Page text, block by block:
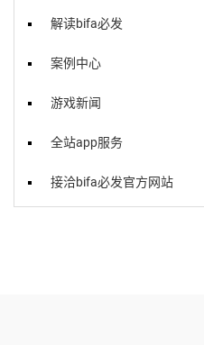
解读bifa必发
案例中心
游戏新闻
全站app服务
接洽bifa必发官方网站